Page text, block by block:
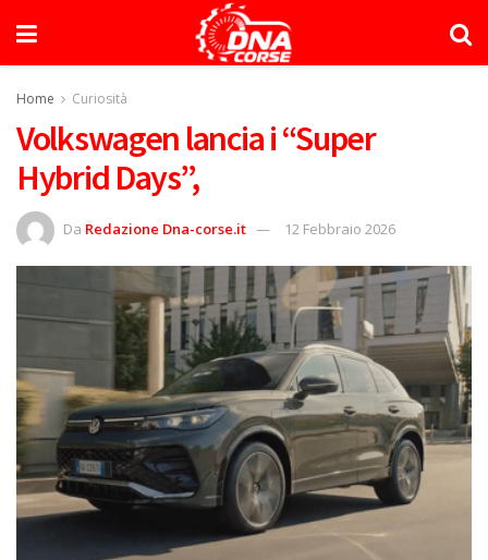
Home Curiosità
Volkswagen lancia i “Super
Hybrid Days”,
Da Redazione Dna-corse.it 12 Febbraio 2026